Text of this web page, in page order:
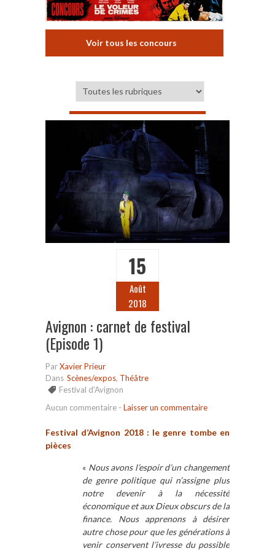
Voir tous les concours
15
Août
2018
Avignon : carnet de festival
(Episode 1)
ParXavier Prieur
Dans Scènes/expos, Théâtre
Festival d'Avignon
Aucun commentaire - Laisser un commentaire
Festival d’Avignon 2018 : le genre tombe en
pièces
« Nous avons l’espoir d’un changement
de genre politique qui n’assigne plus
notre devenir à la nécessité
économique et aux Dieux obscurs de la
finance. Nous apprenons à désirer
autre chose pour que les générationsà
venir conservent l’ivresse du possible